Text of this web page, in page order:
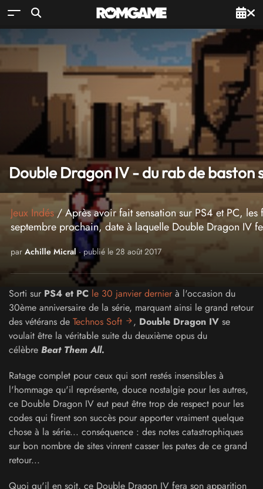
Double Dragon IV - du rab de baston
Jeux Indés / Après avoir fait sensation sur PS4 et PC,
septembre prochain, date à laquelle Double Dragon IV
par Achille Micral · publié le 28 août 2017
Sorti sur PS4 et PC le 30 janvier dernier à l'occasion du
30ème anniversaire de la série, marquant ainsi le grand retour
des vétérans de Technos Soft , Double Dragon IV se
voulait être la véritable suite du deuxième opus du
célèbre Beat Them All.
Ratage complet pour ceux qui sont restés insensibles à
l'hommage qu'il représente, douce nostalgie pour les autres,
ce Double Dragon IV eut peut être trop de respect pour les
codes qui firent son succès pour apporter vraiment quelque
chose à la série... conséquence : des notes catastrophiques
sur bon nombre de sites vinrent casser les pates de ce grand
retour...
Quoi qu'il en soit, ce Double Dragon IV fera son apparition